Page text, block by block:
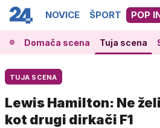
NOVICE ŠPORT POP
Domača scena Tuja scena
TUJA SCENA
Lewis Hamilton: Ne
kot drugi dirkači F1